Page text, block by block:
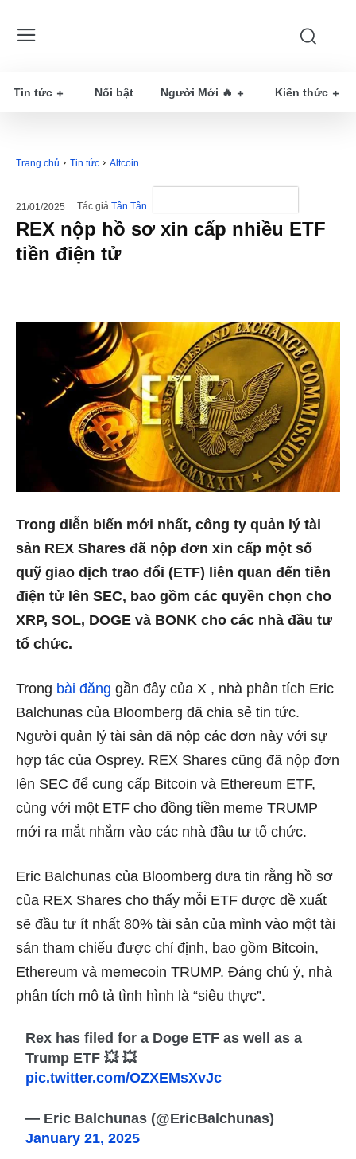
Tin tức Nổi bật Người Mới 🔥 Kiến thức
Trang chủ Tin tức Altcoin
21/01/2025 Tác giả Tân Tân
REX nộp hồ sơ xin cấp nhiều ETF
tiền điện tử
Trong diễn biến mới nhất, công ty quản lý tài
sản REX Shares đã nộp đơn xin cấp một số
quỹ giao dịch trao đổi (ETF) liên quan đến tiền
điện tử lên SEC, bao gồm các quyền chọn cho
XRP, SOL, DOGE và BONK cho các nhà đầu tư
tổ chức.
Trong bài đăng gần đây của X , nhà phân tích Eric
Balchunas của Bloomberg đã chia sẻ tin tức.
Người quản lý tài sản đã nộp các đơn này với sự
hợp tác của Osprey. REX Shares cũng đã nộp đơn
lên SEC để cung cấp Bitcoin và Ethereum ETF,
cùng với một ETF cho đồng tiền meme TRUMP
mới ra mắt nhắm vào các nhà đầu tư tổ chức.
Eric Balchunas của Bloomberg đưa tin rằng hồ sơ
của REX Shares cho thấy mỗi ETF được đề xuất
sẽ đầu tư ít nhất 80% tài sản của mình vào một tài
sản tham chiếu được chỉ định, bao gồm Bitcoin,
Ethereum và memecoin TRUMP. Đáng chú ý, nhà
phân tích mô tả tình hình là “siêu thực”.
Rex has filed for a Doge ETF as well as a
Trump ETF 💥 💥
pic.twitter.com/OZXEMsXvJc
— Eric Balchunas (@EricBalchunas)
January 21, 2025